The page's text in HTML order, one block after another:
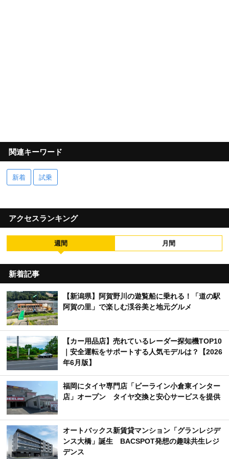
関連キーワード
新着 試乗
アクセスランキング
週間 月間
新着記事
【新潟県】阿賀野川の遊覧船に乗れる！「道の駅
阿賀の里」で楽しむ渓谷美と地元グルメ
【カー用品店】売れているレーダー探知機TOP10
｜安全運転をサポートする人気モデルは？【2026
年6月版】
福岡にタイヤ専門店「ビーライン小倉東インター
店」オープン タイヤ交換と安心サービスを提供
オートバックス新賃貸マンション「グランレジデ
ンス大橋」誕生 BACSPOT発想の趣味共生レジ
デンス